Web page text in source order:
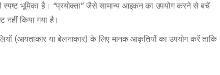
स्पष्ट भूमिका है। “प्रयोक्ता” जैसे सामान्य आइकन का उपयोग करने से बचें
नहीं किया गया है।
(आयताकार या बेलनाकार) के लिए मानक आकृतियों का उपयोग करें ताकि